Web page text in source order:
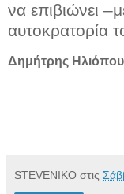
να επιβιώνει
αυτοκρατορία
Δημήτρης
STEVENIKO στις